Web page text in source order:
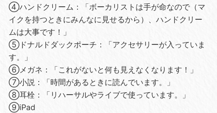
④ハンドクリーム：「ボーカリストは手が命なので（マ
イクを持つときにみんなに見せるから）、ハンドクリー
ムは大事です！」
⑤ドナルドダックポーチ：「アクセサリーが入っていま
す。」
⑥メガネ：「これがないと何も見えなくなります！」
⑦小説：「時間があるときに読んでいます。」
⑧耳栓：「リハーサルやライブで使っています。」
⑨iPad